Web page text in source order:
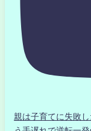
親は子育てに失敗